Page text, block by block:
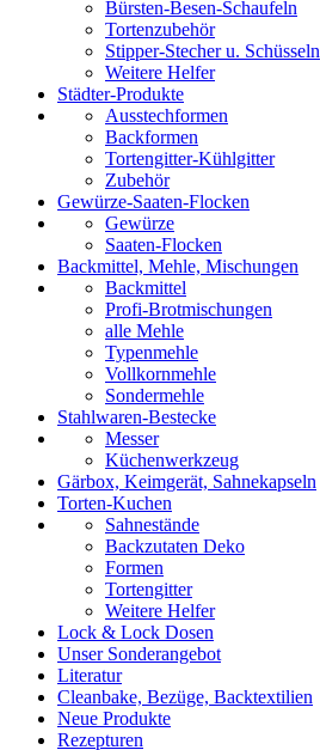
Bürsten-Besen-Schaufeln
Tortenzubehör
Stipper-Stecher u. Schüsseln
Weitere Helfer
Städter-Produkte
Ausstechformen
Backformen
Tortengitter-Kühlgitter
Zubehör
Gewürze-Saaten-Flocken
Gewürze
Saaten-Flocken
Backmittel, Mehle, Mischungen
Backmittel
Profi-Brotmischungen
alle Mehle
Typenmehle
Vollkornmehle
Sondermehle
Stahlwaren-Bestecke
Messer
Küchenwerkzeug
Gärbox, Keimgerät, Sahnekapseln
Torten-Kuchen
Sahnestände
Backzutaten Deko
Formen
Tortengitter
Weitere Helfer
Lock & Lock Dosen
Unser Sonderangebot
Literatur
Cleanbake, Bezüge, Backtextilien
Neue Produkte
Rezepturen